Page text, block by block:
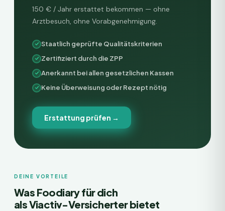
150 € / Jahr erstattet bekommen — ohne
Arztbesuch, ohne Vorabgenehmigung.
Staatlich geprüfte Qualitätskriterien
Zertifiziert durch die ZPP
Anerkannt bei allen gesetzlichen Kassen
Keine Überweisung oder Rezept nötig
Erstattung prüfen →
DEINE VORTEILE
Was Foodiary für dich
alsViactiv-Versicherter bietet